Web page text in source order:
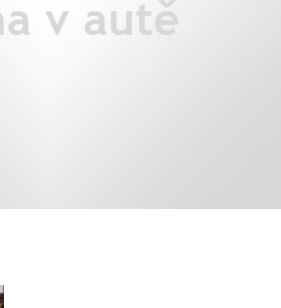
stručně o autosedačkách